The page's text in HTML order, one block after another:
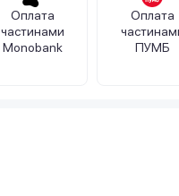
Оплата
частинами
Monobank
Оплата
ПУМБ